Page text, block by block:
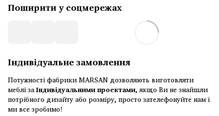
Поширити у соцмережах
Індивідуальне замовлення
Потужності фабрики MARSAN дозволяють виготовляти
меблі заІндивідуальними проектами, якщо Ви не знайшли
потрібного дизайту або розміру, просто зателефонуйте нам і
ми все зробимо!